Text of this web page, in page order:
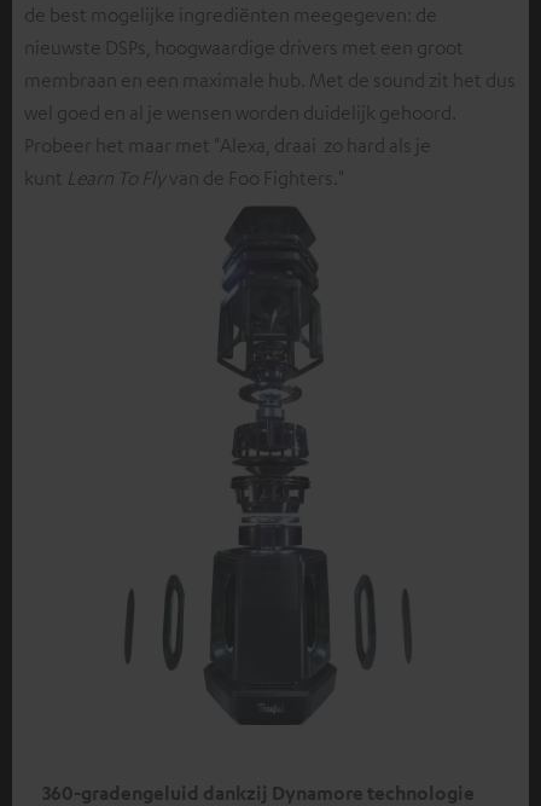
de best mogelijke ingrediënten meegegeven: de
nieuwste DSPs, hoogwaardige drivers met een groot
membraan en een maximale hub. Met de sound zit het dus
wel goed en al je wensen worden duidelijk gehoord.
Probeer het maar met "Alexa, draai zo hard als je
kunt Learn To Fly van de Foo Fighters."
360-gradengeluid dankzij Dynamore technologie